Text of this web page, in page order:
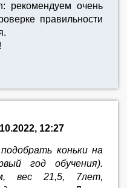
рекомендуем очень
правильности
12:27
коньки на
год обучения).
вес 21,5, 7лет,